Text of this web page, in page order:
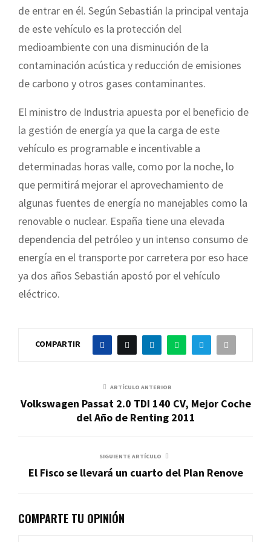
de entrar en él. Según Sebastián la principal ventaja
de este vehículo es la protección del
medioambiente con una disminución de la
contaminación acústica y reducción de emisiones
de carbono y otros gases contaminantes.
El ministro de Industria apuesta por el beneficio de
la gestión de energía ya que la carga de este
vehículo es programable e incentivable a
determinadas horas valle, como por la noche, lo
que permitirá mejorar el aprovechamiento de
algunas fuentes de energía no manejables como la
renovable o nuclear. España tiene una elevada
dependencia del petróleo y un intenso consumo de
energía en el transporte por carretera por eso hace
ya dos años Sebastián apostó por el vehículo
eléctrico.
COMPARTIR
ARTÍCULO ANTERIOR
Volkswagen Passat 2.0 TDI 140 CV, Mejor Coche
del Año de Renting 2011
SIGUIENTE ARTÍCULO
El Fisco se llevará un cuarto del Plan Renove
COMPARTE TU OPINIÓN